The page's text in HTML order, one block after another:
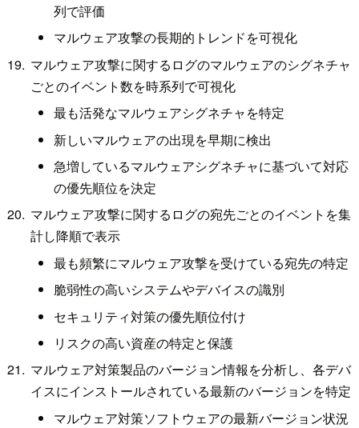
列で評価
マルウェア攻撃の長期的トレンドを可視化
マルウェア攻撃に関するログのマルウェアのシグネチャ
ごとのイベント数を時系列で可視化
最も活発なマルウェアシグネチャを特定
新しいマルウェアの出現を早期に検出
急増しているマルウェアシグネチャに基づいて対応
の優先順位を決定
マルウェア攻撃に関するログの宛先ごとのイベントを集
計し降順で表示
最も頻繁にマルウェア攻撃を受けている宛先の特定
脆弱性の高いシステムやデバイスの識別
セキュリティ対策の優先順位付け
リスクの高い資産の特定と保護
マルウェア対策製品のバージョン情報を分析し、各デバ
イスにインストールされている最新のバージョンを特定
マルウェア対策ソフトウェアの最新バージョン状況